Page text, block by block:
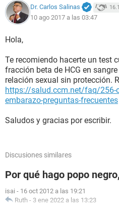
Dr. Carlos Salinas
10 ago 2017 a las 03:47
Hola,
Te recomiendo hacerte un test
fracción beta de HCG en
relación sexual sin protección.
https://salud.ccm.net/faq/256-
embarazo-preguntas-frecuentes
Saludos y gracias por escribir.
Discusiones similares
Por qué hago popo
isai - 16 oct 2012 a las 19:21
Ruth - 3 ene 2022 a las 13:23